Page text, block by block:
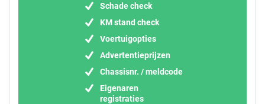
Schade check
KM stand check
Voertuigopties
Advertentieprijzen
Chassisnr. / meldcode
Eigenaren
registraties